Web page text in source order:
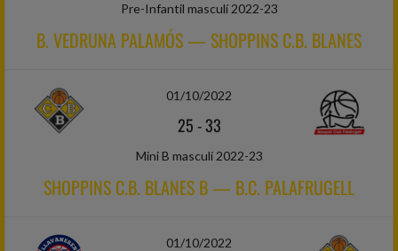
Pre-Infantil masculí 2022-23
B. VEDRUNA PALAMÓS — SHOPPINS C.B. BLANES
01/10/2022
25-33
Mini B masculí 2022-23
SHOPPINS C.B. BLANES B — B.C. PALAFRUGELL
01/10/2022